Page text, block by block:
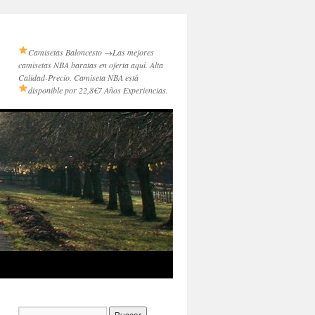
Camisetas Baloncesto →Las mejores
camisetas NBA baratas en oferta aquí. Alta
Calidad-Precio. Camiseta NBA está
disponible por 22,8€7 Años Experiencias.